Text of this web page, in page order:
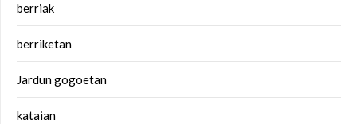
berriak
berriketan
Jardun gogoetan
kataian